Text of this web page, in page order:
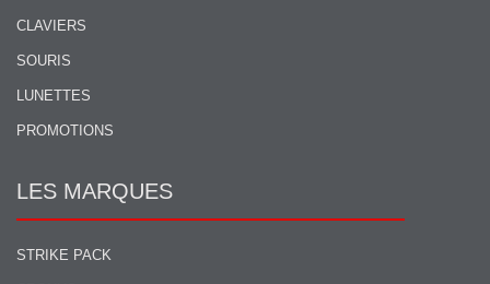
CLAVIERS
SOURIS
LUNETTES
PROMOTIONS
LES MARQUES
STRIKE PACK